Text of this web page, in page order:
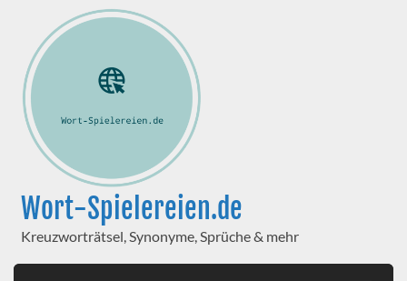
Wort-Spielereien.de
Kreuzworträtsel, Synonyme, Sprüche & mehr